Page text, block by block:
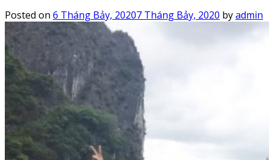
Posted on 6 Tháng Bảy, 20207 Tháng Bảy, 2020 byadmin